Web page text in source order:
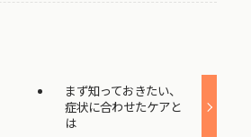
まず知っておきたい、
症状に合わせたケアと
は